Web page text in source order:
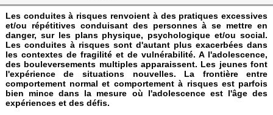
Les conduites à risques renvoient à des pratiques excessives
et/ou répétitives conduisant des personnes à se mettre en
danger, sur les plans physique, psychologique et/ou social.
Les conduites à risques sont d'autant plus exacerbées dans
les contextes de fragilité et de vulnérabilité. A l'adolescence,
des bouleversements multiples apparaissent. Les jeunes font
l'expérience de situations nouvelles. La frontière entre
comportement normal et comportement à risques est parfois
bien mince dans la mesure où l'adolescence est l'âge des
expériences et des défis.